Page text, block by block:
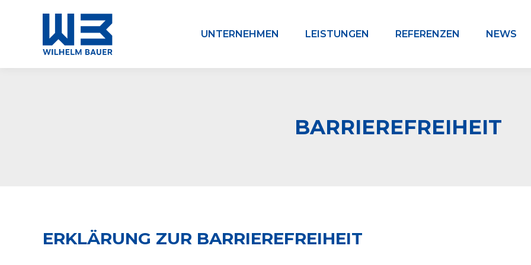
UNTERNEHMEN LEISTUNGEN REFERENZEN NEWS
BARRIEREFREIHEIT
ERKLÄRUNG ZUR BARRIERE­FREIHEIT